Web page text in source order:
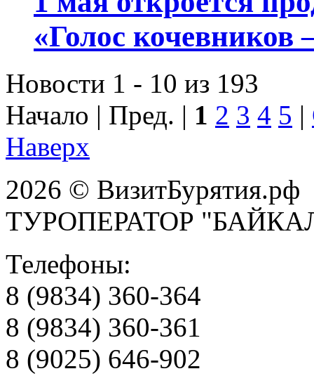
«Голос кочевников
Новости 1 - 10 из 193
Начало | Пред. | 1 2 3 4 5 |
Наверх
2026 © ВизитБурятия.рф
ТУРОПЕРАТОР
Телефоны:
8 (9834) 360-364
8 (9834) 360-361
8 (9025) 646-902